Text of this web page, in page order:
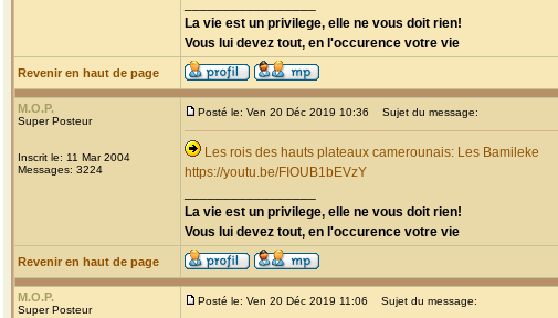
La vie est un privilege, elle ne vous doit rien!
Vous lui devez tout, en l'occurence votre vie
Revenir en haut de page
M.O.P.
Super Posteur
Inscrit le: 11 Mar 2004
Messages: 3224
Posté le: Ven 20 Déc 2019 10:36 Sujet du message:
Les rois des hauts plateaux camerounais: Les Bamileke
https://youtu.be/FIOUB1bEVzY
La vie est un privilege, elle ne vous doit rien!
Vous lui devez tout, en l'occurence votre vie
Revenir en haut de page
M.O.P.
Super Posteur
Posté le: Ven 20 Déc 2019 11:06 Sujet du message: